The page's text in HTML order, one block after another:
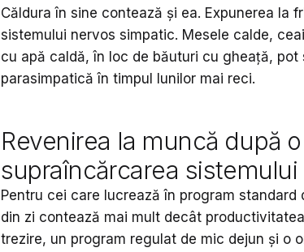
Căldura în sine contează și ea. Expunerea la
sistemului nervos simpatic. Mesele calde,
cu apă caldă, în loc de băuturi cu gheață,
parasimpatică în timpul lunilor mai reci.
Revenirea la muncă după
supraîncărcarea sistemului
Pentru cei care lucrează în program
din zi contează mai mult decât
trezire, un program regulat de mic dejun și o